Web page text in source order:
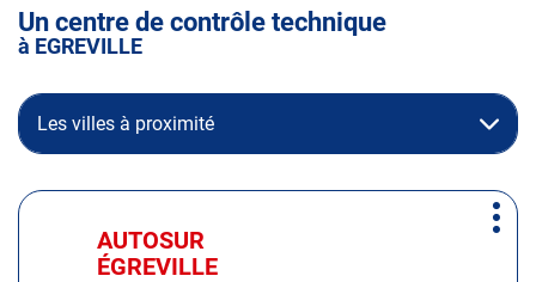
Un centre de contrôle technique
à EGREVILLE
Les villes à proximité
Appuyer
Centre
:
AUTOSUR
ÉGREVILLE
Plus